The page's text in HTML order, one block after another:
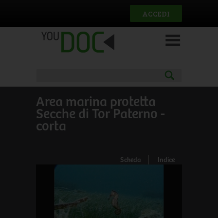
ACCEDI
Area marina protetta
Secche di Tor Paterno -
corta
Scheda Indice